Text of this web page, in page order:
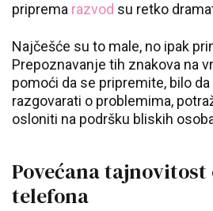
priprema razvod su retko
Najčešće su to male, no ipak
Prepoznavanje tih znakova na
pomoći da se pripremite, bilo
razgovarati o problemima,
osloniti na podršku bliskih
Povećana
telefona